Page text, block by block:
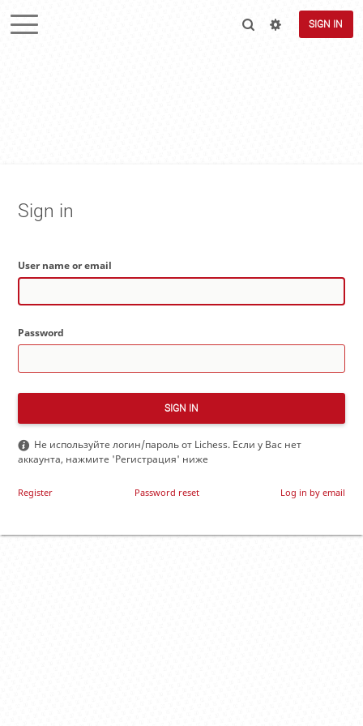
SIGN IN
Sign in
User name or email
Password
SIGN IN
Не используйте логин/пароль от Lichess. Если у Вас нет
аккаунта, нажмите 'Регистрация' ниже
Register Password reset Log in by email